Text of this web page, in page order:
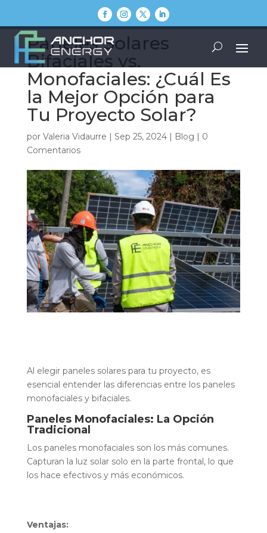
Paneles Solares
Bifaciales vs.
Monofaciales: ¿Cuál Es
la Mejor Opción para
Tu Proyecto Solar?
por Valeria Vidaurre | Sep 25, 2024| Blog | 0
Comentarios
Al elegir paneles solares para tu proyecto, es
esencial entender las diferencias entre los paneles
monofaciales y bifaciales.
Paneles Monofaciales: La Opción
Tradicional
Los paneles monofaciales son los más comunes.
Capturan la luz solar solo en la parte frontal, lo que
los hace efectivos y más económicos.
Ventajas: